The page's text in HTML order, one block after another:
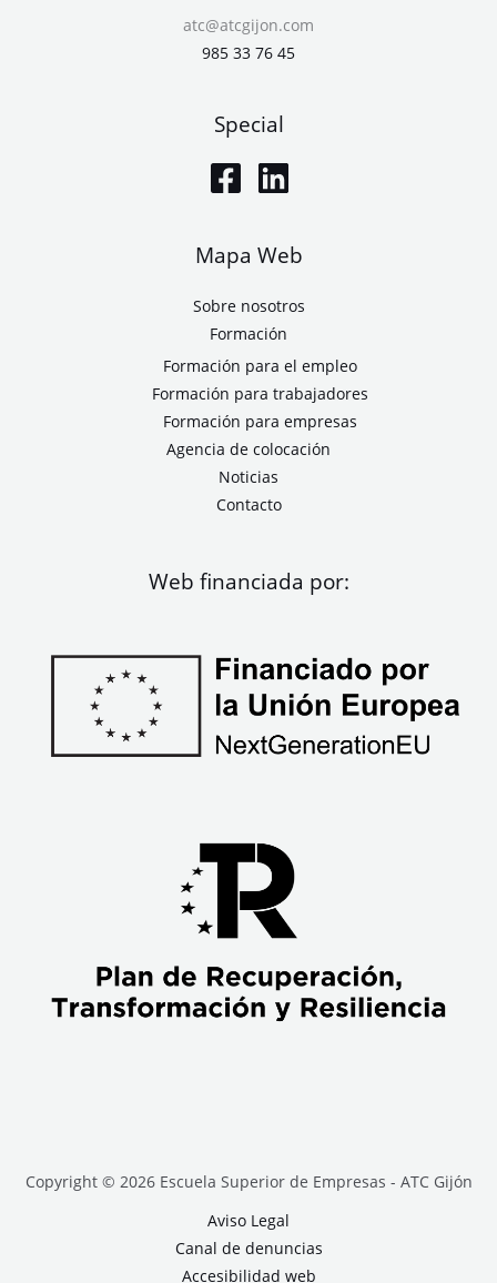
atc@atcgijon.com
985 33 76 45
Special
Mapa Web
Sobre nosotros
Formación
Formación para el empleo
Formación para trabajadores
Formación para empresas
Agencia de colocación
Noticias
Contacto
Web financiada por:
Copyright © 2026 Escuela Superior de Empresas - ATC Gijón
Aviso Legal
Canal de denuncias
Accesibilidad web